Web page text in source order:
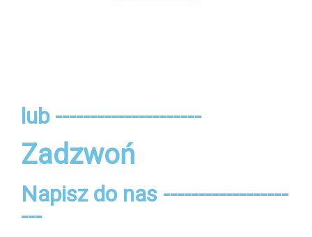
Napisz do nas ------------------
---
lub ---------------------
Zadzwoń